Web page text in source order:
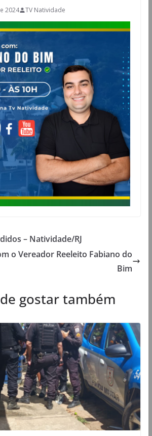
2024 TV Natividade
– Natividade/RJ
o Vereador Reeleito Fabiano do
Bim
gostar também